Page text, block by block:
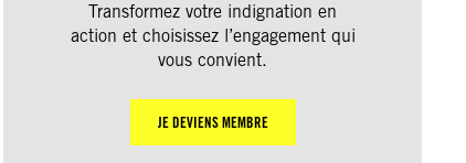
Transformez votre indignation en
action et choisissez l’engagement qui
vous convient.
JE DEVIENS MEMBRE